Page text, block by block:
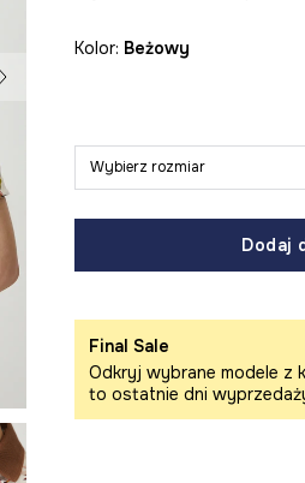
Kolor: beżowy
Wybierz rozmiar
Dodaj
Final Sale
Odkryj wybrane modele z
to ostatnie dni